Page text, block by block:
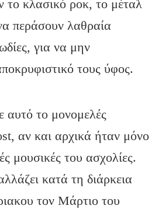
το κλασικό ροκ, το μέταλ
περάσουν λαθραία
για να μην
τους ύφος.
αυτό το μονομελές
αν και αρχικά ήταν μόνο
μουσικές του ασχολίες.
κατά τη διάρκεια
τον Μάρτιο του